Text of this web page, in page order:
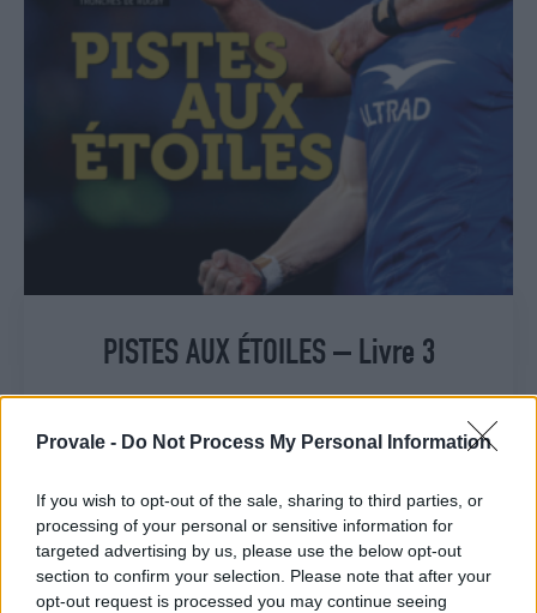
Provale - Do Not Process My Personal Information
If you wish to opt-out of the sale, sharing to third parties, or
processing of your personal or sensitive information for
targeted advertising by us, please use the below opt-out
section to confirm your selection. Please note that after your
opt-out request is processed you may continue seeing
PISTES AUX ÉTOILES – Livre 3
27,00€
Ajouter au panier